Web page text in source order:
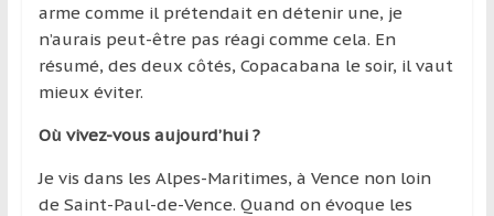
arme comme il prétendait en détenir une, je
n’aurais peut-être pas réagi comme cela. En
résumé, des deux côtés, Copacabana le soir, il vaut
mieux éviter.
Où vivez-vous aujourd’hui ?
Je vis dans les Alpes-Maritimes, à Vence non loin
de Saint-Paul-de-Vence. Quand on évoque les